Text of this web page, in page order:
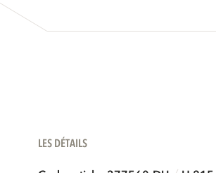
LES DÉTAILS